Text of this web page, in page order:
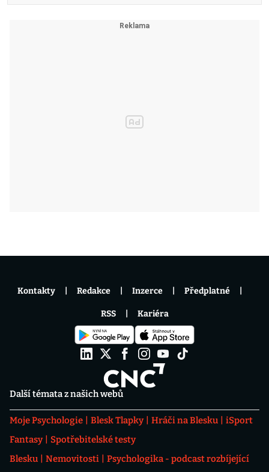
Další témata z našich webů
Moje Psychologie Blesk Tlapky Hráči na Blesku
iSport
Fantasy
Spotřebitelské testy
Blesku
Nemovitosti
Psychologika - podcast rozbíjející
Kontakty Redakce Inzerce Předplatné
RSS Kariéra